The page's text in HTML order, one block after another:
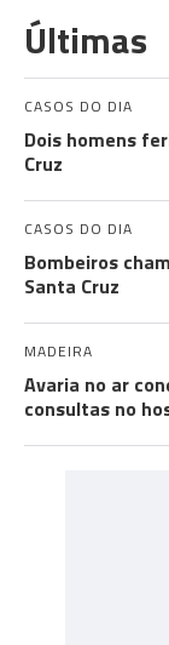
Últimas
CASOS DO DIA
Dois homens
Cruz
CASOS DO DIA
Bombeiros
Santa Cruz
MADEIRA
Avaria no ar
consultas no